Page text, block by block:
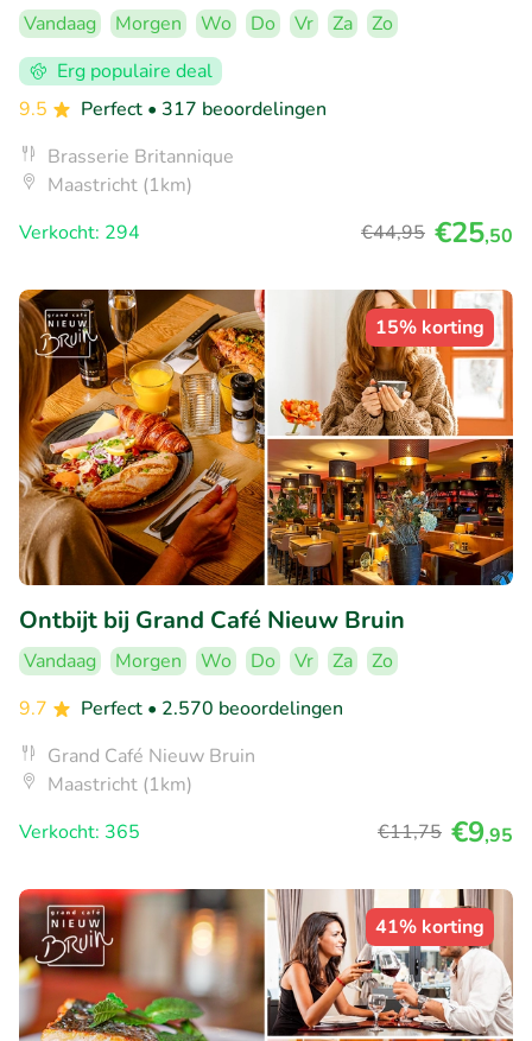
Vandaag Morgen Wo Do Vr Za
Zo
Erg populaire deal
9.5
Perfect • 317 beoordelingen
Brasserie Britannique
Maastricht (1km)
Verkocht: 294
€44,95 €25,50
15% korting
Ontbijt bij Grand Café Nieuw Bruin
Vandaag Morgen Wo Do Vr Za
Zo
9.7
Perfect • 2.570 beoordelingen
Grand Café Nieuw Bruin
Maastricht (1km)
Verkocht: 365
€11,75 €9,95
41% korting